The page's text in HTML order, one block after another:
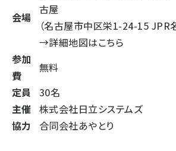
会場
古屋
（名古屋市中区栄1-24-15 JPR
→詳細地図はこちら
参加
費
無料
定員
30名
主催 株式会社日立システムズ
協力
合同会社あやとり